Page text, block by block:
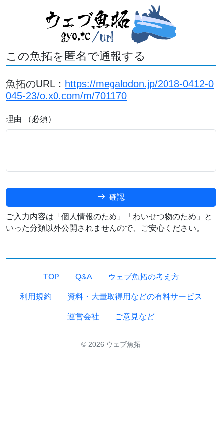
この魚拓を匿名で通報する
魚拓のURL： https://megalodon.jp/2018-0412-0
045-23/o.x0.com/m/701170
理由 （必須）
確認
ご入力内容は「個人情報のため」「わいせつ物のため」と
いった分類以外公開されませんので、ご安心ください。
TOP Q&A ウェブ魚拓の考え方
利用規約 資料・大量取得用などの有料サービス
運営会社 ご意見など
© 2026 ウェブ魚拓